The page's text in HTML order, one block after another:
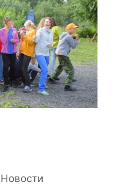
Новости